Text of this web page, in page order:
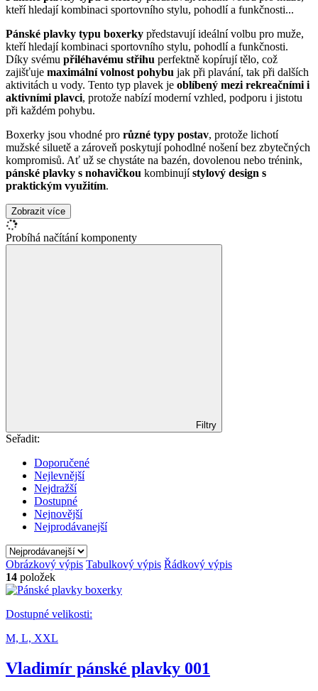
kteří hledají kombinaci sportovního stylu, pohodlí a funkčnosti...
Pánské plavky typu boxerky představují ideální volbu pro muže,
kteří hledají kombinaci sportovního stylu, pohodlí a funkčnosti.
Díky svému přiléhavému střihu perfektně kopírují tělo, což
zajišťuje maximální volnost pohybu jak při plavání, tak při dalších
aktivitách u vody. Tento typ plavek je oblíbený mezi rekreačními i
aktivními plavci, protože nabízí moderní vzhled, podporu i jistotu
při každém pohybu.
Boxerky jsou vhodné pro různé typy postav, protože lichotí
mužské siluetě a zároveň poskytují pohodlné nošení bez zbytečných
kompromisů. Ať už se chystáte na bazén, dovolenou nebo trénink,
pánské plavky s nohavičkou kombinujístylový design s
praktickým využitím.
Zobrazit více
Probíhá načítání komponenty
Filtry
Seřadit:
Doporučené
Nejlevnější
Nejdražší
Dostupné
Nejnovější
Nejprodávanejší
Obrázkový výpis Tabulkový výpis Řádkový výpis
14 položek
Dostupné velikosti:
M, L, XXL
Vladimír pánské plavky 001